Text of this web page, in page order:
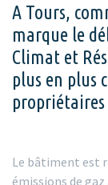
A Tours,
marque le
Climat et
plus en plus
Le bâtiment est
émissions de